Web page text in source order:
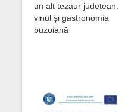
un alt tezaur județean:
vinul și gastronomia
buzoiană